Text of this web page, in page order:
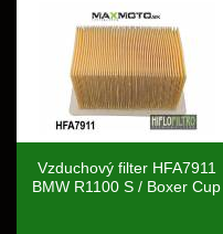
Vzduchový filter HFA7911
BMW R1100 S / Boxer Cup